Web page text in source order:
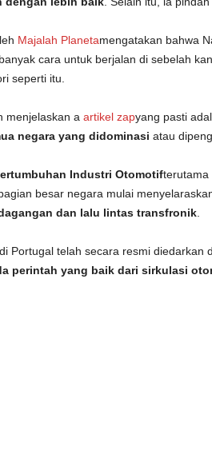
Majalah Planetamengatakan bahwa
cara untuk berjalan di sebelah
seperti itu.
menjelaskan a artikel zapyang pasti
negara yang didominasi atau
Industri Otomotifterutama
besar negara mulai
dan lalu lintas transfronik.
Portugal telah secara resmi diedarkan
perintah yang baik dari sirkulasi